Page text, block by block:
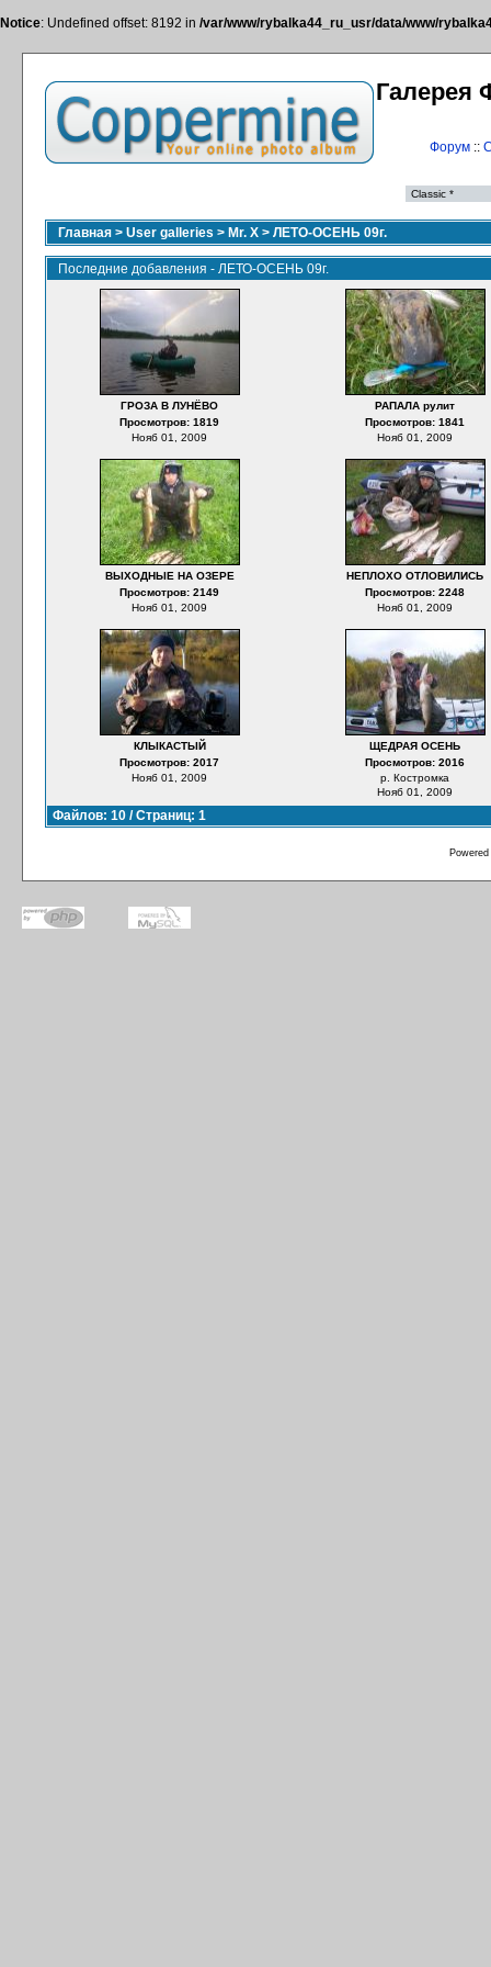
Notice: Undefined offset: 8192 in /var/www/rybalka44_ru_usr/data/www/
Галерея
Форум::
Главная > User galleries > Mr. X > ЛЕТО-ОСЕНЬ 09г.
Последние добавления - ЛЕТО-ОСЕНЬ 09г.
ГРОЗА В ЛУНЁВО
Просмотров: 1819
Нояб 01, 2009
РАПАЛА рулит
Просмотров: 1841
Нояб 01, 2009
ВЫХОДНЫЕ НА ОЗЕРЕ
Просмотров: 2149
Нояб 01, 2009
НЕПЛОХО ОТЛОВИЛИСЬ
Просмотров: 2248
Нояб 01, 2009
КЛЫКАСТЫЙ
Просмотров: 2017
Нояб 01, 2009
ЩЕДРАЯ ОСЕНЬ
Просмотров: 2016
р. Костромка
Нояб 01, 2009
Файлов: 10 / Страниц: 1